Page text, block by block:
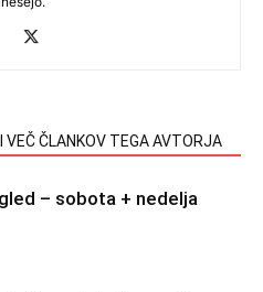
VEČ ČLANKOV TEGA AVTORJA
– sobota + nedelja